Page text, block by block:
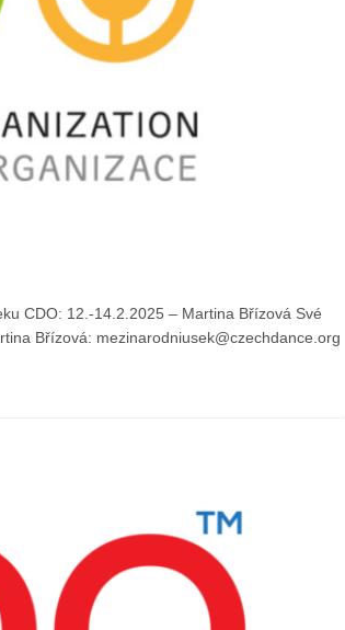
CDO: 12.-14.2.2025 – Martina Břízová Své
Břízová: mezinarodniusek@czechdance.org